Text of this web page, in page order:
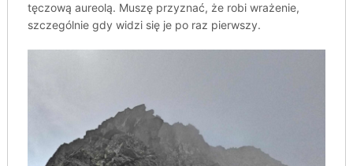
tęczową aureolą. Muszę przyznać, że robi wrażenie,
szczególnie gdy widzi się je po raz pierwszy.